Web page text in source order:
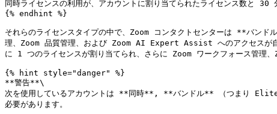
同時ライセンスの利用が、アカウントに割り当てられたライセンス数と 30
{% endhint %}
それらのライセンスタイプの中で、Zoom コンタクトセンターは **バン
理、Zoom 品質管理、および Zoom AI Expert Assist へのアクセスが自
に 1 つのライセンスが割り当てられ、さらに Zoom ワークフォース管
{% hint style="danger" %}
**警告**\
次を使用しているアカウントは **同時**, **バンドル** （つまり Elite）
必要があります。